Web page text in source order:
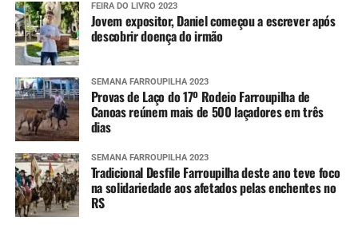
FEIRA DO LIVRO 2023
Jovem expositor, Daniel começou a escrever após
descobrir doença do irmão
SEMANA FARROUPILHA 2023
Provas de Laço do 17º Rodeio Farroupilha de
Canoas reúnem mais de 500 laçadores em três
dias
SEMANA FARROUPILHA 2023
Tradicional Desfile Farroupilha deste ano teve foco
na solidariedade aos afetados pelas enchentes no
RS